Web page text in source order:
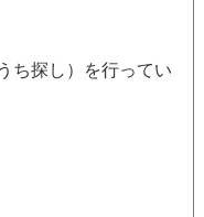
ち探し）を行ってい